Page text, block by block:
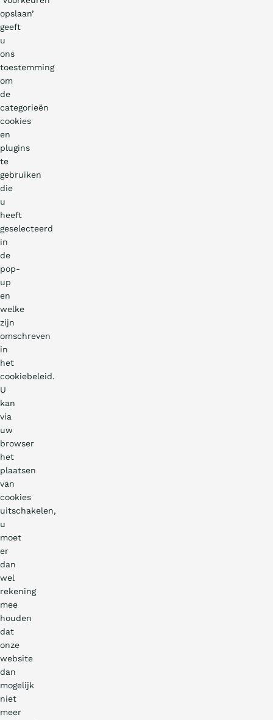
opslaan’
geeft
u
ons
toestemming
om
de
categorieën
cookies
en
plugins
te
gebruiken
die
u
heeft
geselecteerd
in
de
pop-
up
en
welke
zijn
omschreven
in
het
cookiebeleid.
U
kan
via
uw
browser
het
plaatsen
van
cookies
uitschakelen,
u
moet
er
dan
wel
rekening
mee
houden
dat
onze
website
dan
mogelijk
niet
meer